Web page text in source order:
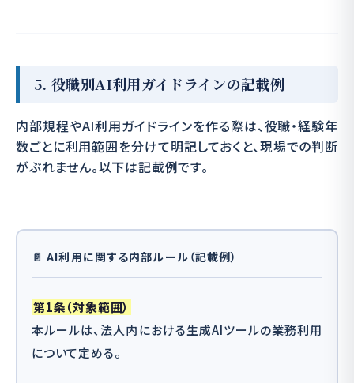
5. 役職別AI利用ガイドラインの記載例
内部規程やAI利用ガイドラインを作る際は、役職・経験年
数ごとに利用範囲を分けて明記しておくと、現場での判断
がぶれません。以下は記載例です。
📄 AI利用に関する内部ルール（記載例）
第1条（対象範囲）
本ルールは、法人内における生成AIツールの業務利用
について定める。